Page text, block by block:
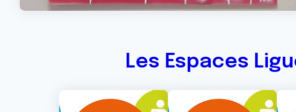
Les Espaces
Image Image